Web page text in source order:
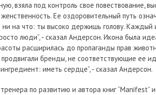
взяла под контроль свое повествование,
Ее оздоровительный путь
ни на что: ты высоко держишь голову.
люди”, - сказал Андерсон. Икона была
расширилась до пропаганды прав
бренды, не соответствующие ее
иметь сердце”, - сказал Андерсон.
по развитию и автора книг “Manifest”